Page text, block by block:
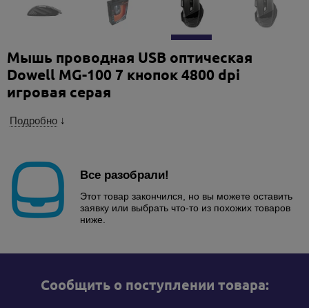
Мышь проводная USB оптическая
Dowell MG-100 7 кнопок 4800 dpi
игровая серая
Подробно ↓
Все разобрали!
Этот товар закончился, но вы можете оставить
заявку или выбрать что-то из похожих товаров
ниже.
Cообщить о поступлении товара: